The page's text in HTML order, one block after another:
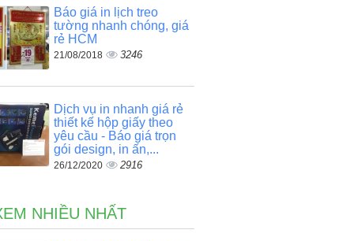
Báo giá in lịch treo
tường nhanh chóng, giá
rẻ HCM
21/08/2018 3246
Dịch vụ in nhanh giá rẻ
thiết kế hộp giấy theo
yêu cầu - Báo giá trọn
gói design, in ấn,...
26/12/2020 2916
NHIỀU NHẤT